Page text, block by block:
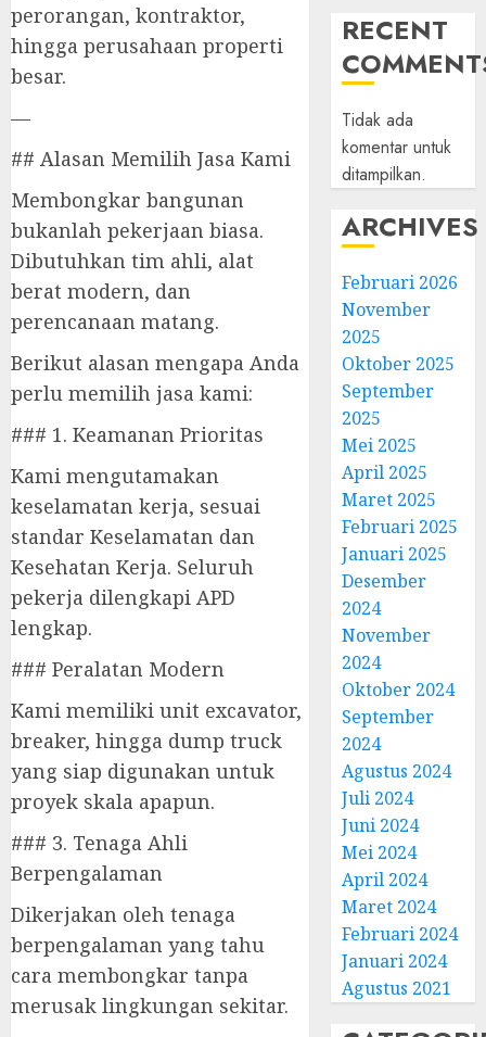
perorangan, kontraktor,
hingga perusahaan properti
besar.
—
## Alasan Memilih Jasa Kami
Membongkar bangunan
bukanlah pekerjaan biasa.
Dibutuhkan tim ahli, alat
berat modern, dan
perencanaan matang.
Berikut alasan mengapa Anda
perlu memilih jasa kami:
### 1. Keamanan Prioritas
Kami mengutamakan
keselamatan kerja, sesuai
standar Keselamatan dan
Kesehatan Kerja. Seluruh
pekerja dilengkapi APD
lengkap.
### Peralatan Modern
Kami memiliki unit excavator,
breaker, hingga dump truck
yang siap digunakan untuk
proyek skala apapun.
### 3. Tenaga Ahli
Berpengalaman
Dikerjakan oleh tenaga
berpengalaman yang tahu
cara membongkar tanpa
merusak lingkungan sekitar.
RECENT
Tidak ada
komentar untuk
ditampilkan.
ARCHIVES
Februari 2026
November
2025
Oktober 2025
September
2025
Mei 2025
April 2025
Maret 2025
Februari 2025
Januari 2025
Desember
2024
November
2024
Oktober 2024
September
2024
Agustus 2024
Juli 2024
Juni 2024
Mei 2024
April 2024
Maret 2024
Februari 2024
Januari 2024
Agustus 2021